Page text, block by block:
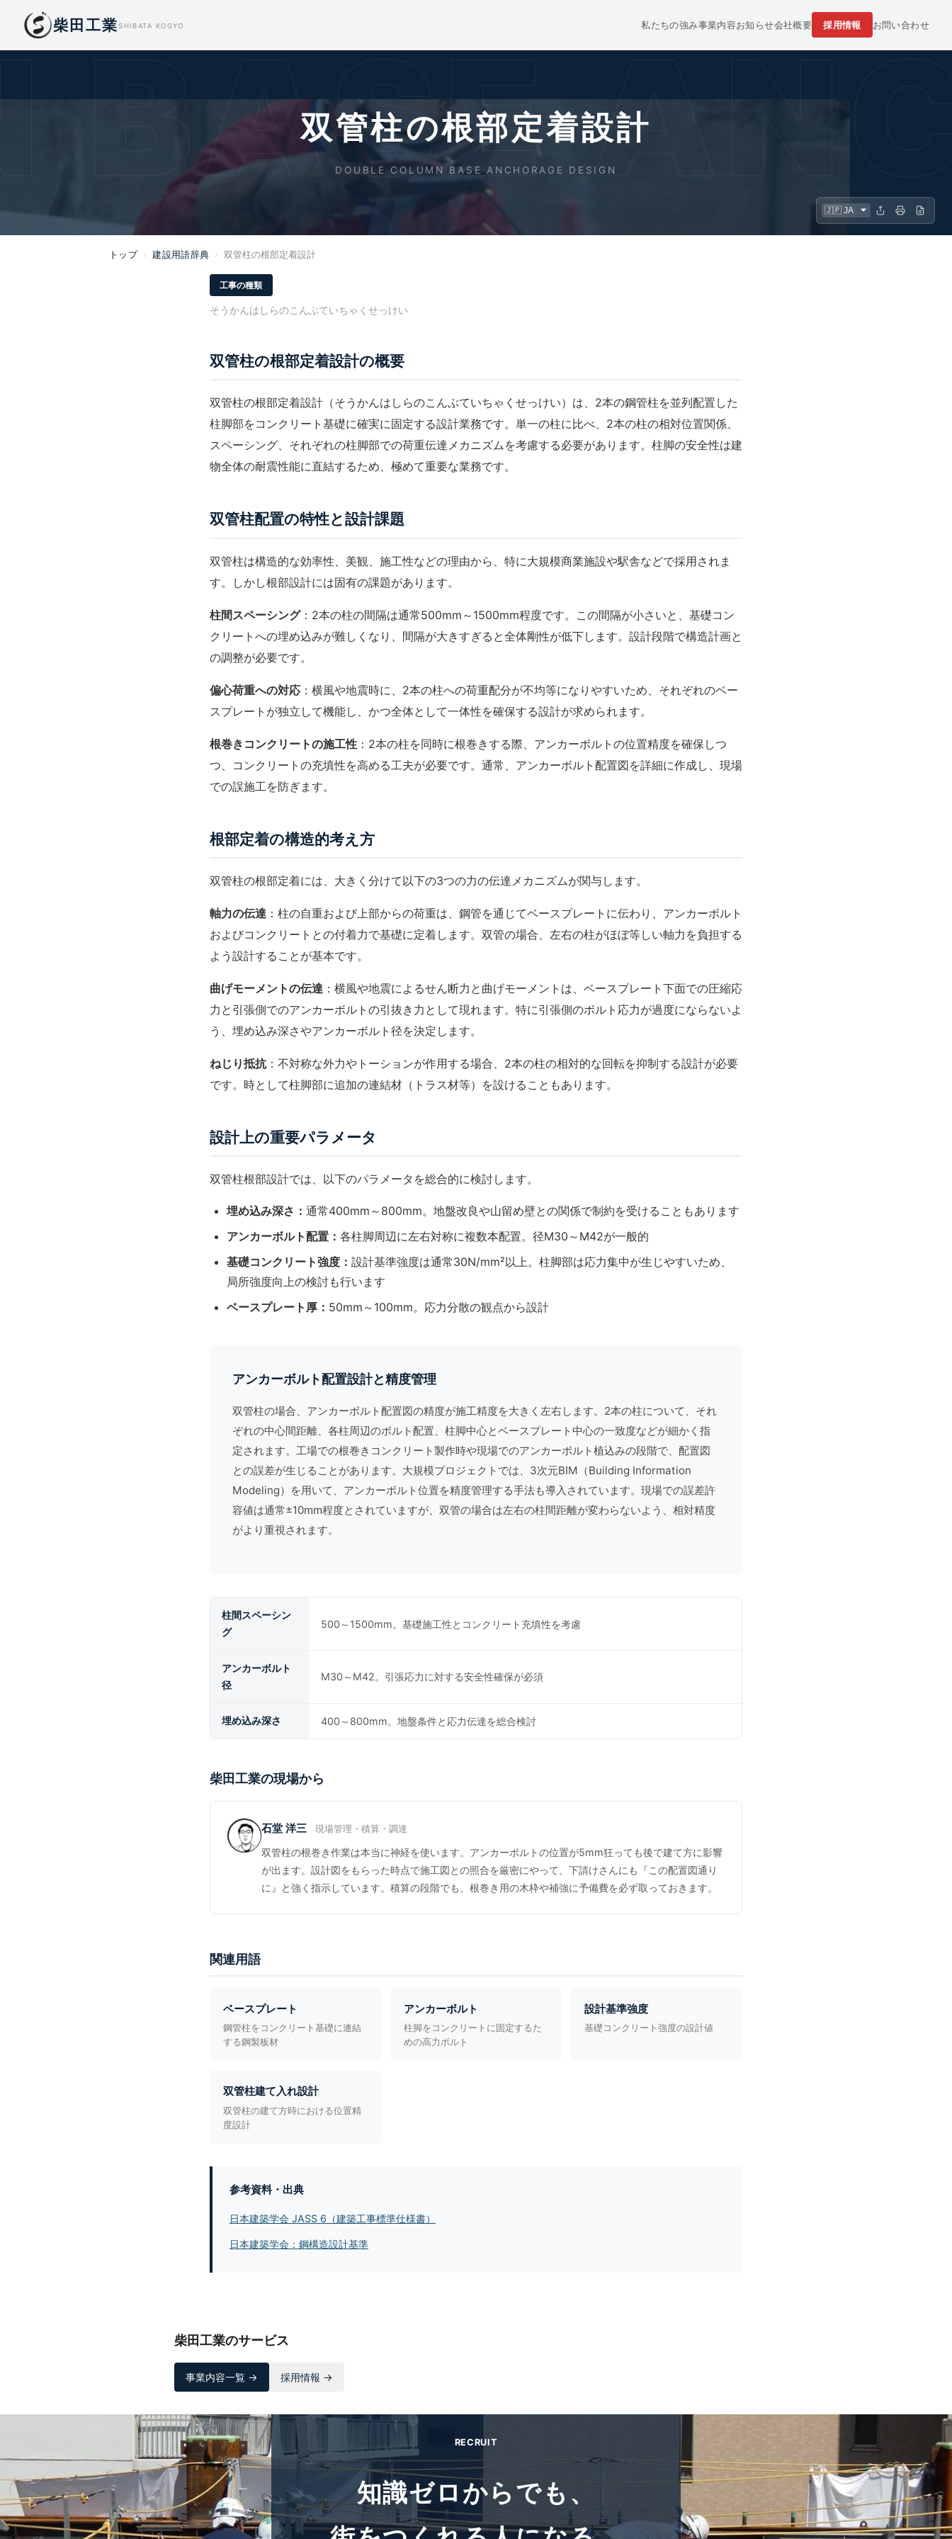
柴田工業SHIBATA KOGYO 私たちの強み事業内容お知らせ会社概要 採用情報 お問い合わせ
BASE
双管柱の根部定着設計
DOUBLE COLUMN BASE ANCHORAGE DESIGN
トップ › 建設用語辞典 › 双管柱の根部定着設計
工事の種類
そうかんはしらのこんぶていちゃくせっけい
双管柱の根部定着設計の概要
双管柱の根部定着設計（そうかんはしらのこんぶていちゃくせっけい）は、2本の鋼管柱を並列配置した
柱脚部をコンクリート基礎に確実に固定する設計業務です。単一の柱に比べ、2本の柱の相対位置関係、
スペーシング、それぞれの柱脚部での荷重伝達メカニズムを考慮する必要があります。柱脚の安全性は建
物全体の耐震性能に直結するため、極めて重要な業務です。
双管柱配置の特性と設計課題
双管柱は構造的な効率性、美観、施工性などの理由から、特に大規模商業施設や駅舎などで採用されま
す。しかし根部設計には固有の課題があります。
柱間スペーシング：2本の柱の間隔は通常500mm～1500mm程度です。この間隔が小さいと、基礎コン
クリートへの埋め込みが難しくなり、間隔が大きすぎると全体剛性が低下します。設計段階で構造計画と
の調整が必要です。
偏心荷重への対応 ：横風や地震時に、2本の柱への荷重配分が不均等になりやすいため、それぞれのベー
スプレート が独立して機能し、かつ全体として一体性を確保する設計が求められます。
根巻きコンクリートの施工性 ：2本の柱を同時に根巻きする際、アンカーボルトの位置精度を確保しつ
つ、コンクリートの充填性を高める工夫が必要です。通常、 アンカーボルト 配置図を詳細に作成し、現場
での誤施工を防ぎます。
根部定着の構造的考え方
双管柱の根部定着には、大きく分けて以下の3つの力の伝達メカニズムが関与します。
軸力の伝達 ：柱の自重および上部からの荷重は、鋼管を通じてベースプレートに伝わり、 アンカーボルト
およびコンクリートとの付着力で基礎に定着します。双管の場合、左右の柱がほぼ等しい軸力を負担する
よう設計することが基本です。
曲げモーメントの伝達 ：横風や地震によるせん断力と曲げモーメントは、ベースプレート下面での圧縮応
力と引張側でのアンカーボルトの引抜き力として現れます。特に引張側のボルト応力が過度にならないよ
う、埋め込み深さやアンカーボルト径を決定します。
ねじり抵抗：不対称な外力やトーションが作用する場合、2本の柱の相対的な回転を抑制する設計が必要
です。時として柱脚部に追加の連結材（トラス材等）を設けることもあります。
設計上の重要パラメータ
双管柱根部設計では、以下のパラメータを総合的に検討します。
埋め込み深さ： 通常400mm～800mm。地盤改良や山留め壁との関係で制約を受けることもあります
アンカーボルト配置： 各柱脚周辺に左右対称に複数本配置。径M30～M42が一般的
基礎コンクリート強度： 設計基準強度は通常30N/mm²以上。柱脚部は応力集中が生じやすいため、
局所強度向上の検討も行います
ベースプレート厚： 50mm～100mm。応力分散の観点から設計
アンカーボルト配置設計と精度管理
双管柱の場合、アンカーボルト配置図の精度が施工精度を大きく左右します。2本の柱について、それ
ぞれの中心間距離、各柱周辺のボルト配置、柱脚中心とベースプレート中心の一致度などが細かく指
定されます。工場での根巻きコンクリート製作時や現場でのアンカーボルト植込みの段階で、配置図
との誤差が生じることがあります。大規模プロジェクトでは、3次元BIM（Building Information
Modeling）を用いて、アンカーボルト位置を精度管理する手法も導入されています。現場での誤差許
容値は通常±10mm程度とされていますが、双管の場合は左右の柱間距離が変わらないよう、相対精度
がより重視されます。
柱間スペーシン
グ
500～1500mm。基礎施工性とコンクリート充填性を考慮
アンカーボルト
径
M30～M42。引張応力に対する安全性確保が必須
埋め込み深さ 400～800mm。地盤条件と応力伝達を総合検討
柴田工業の現場から
石堂 洋三 現場管理・積算・調達
双管柱の根巻き作業は本当に神経を使います。アンカーボルトの位置が5mm狂っても後で建て方に影響
が出ます。設計図をもらった時点で施工図との照合を厳密にやって、下請けさんにも『この配置図通り
に』と強く指示しています。積算の段階でも、根巻き用の木枠や補強に予備費を必ず取っておきます。
関連用語
ベースプレート
鋼管柱をコンクリート基礎に連結
する鋼製板材
アンカーボルト
柱脚をコンクリートに固定するた
めの高力ボルト
設計基準強度
基礎コンクリート強度の設計値
双管柱建て入れ設計
双管柱の建て方時における位置精
度設計
参考資料・出典
日本建築学会 JASS 6（建築工事標準仕様書）
日本建築学会：鋼構造設計基準
柴田工業のサービス
事業内容一覧 → 採用情報 →
RECRUIT
知識ゼロからでも、